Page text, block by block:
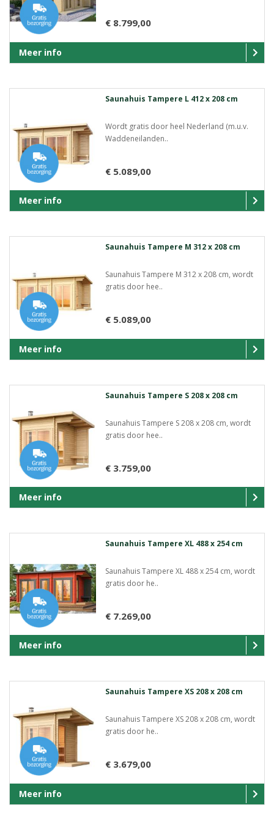
€ 8.799,00
Meer info
Saunahuis Tampere L 412 x 208 cm
Wordt gratis door heel Nederland (m.u.v.
Waddeneilanden..
€ 5.089,00
Meer info
Saunahuis Tampere M 312 x 208 cm
Saunahuis Tampere M 312 x 208 cm, wordt
gratis door hee..
€ 5.089,00
Meer info
Saunahuis Tampere S 208 x 208 cm
Saunahuis Tampere S 208 x 208 cm, wordt
gratis door hee..
€ 3.759,00
Meer info
Saunahuis Tampere XL 488 x 254 cm
Saunahuis Tampere XL 488 x 254 cm, wordt
gratis door he..
€ 7.269,00
Meer info
Saunahuis Tampere XS 208 x 208 cm
Saunahuis Tampere XS 208 x 208 cm, wordt
gratis door he..
€ 3.679,00
Meer info